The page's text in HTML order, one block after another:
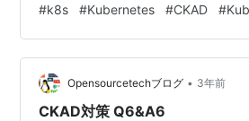
ですが、 Kubestronaut の称号を得
した。これまでの受験では発生しな
度も発生したので、後学＆備忘録と
おこうと思います。 Kubernetes…
#k8s #Kubernetes #CKAD #
Opensourcetechブログ • 3年前
CKAD対策 Q6&A6